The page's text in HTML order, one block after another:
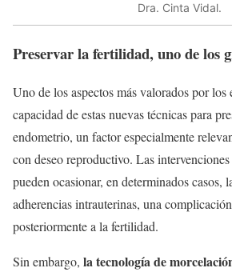
Dra. Cinta Vidal.
Preservar la fertilidad, uno de los
Uno de los aspectos más valorados por los
capacidad de estas nuevas técnicas para
endometrio, un factor especialmente
con deseo reproductivo. Las
pueden ocasionar, en determinados casos,
adherencias intrauterinas, una
posteriormente a la fertilidad.
Sin embargo, la tecnología de